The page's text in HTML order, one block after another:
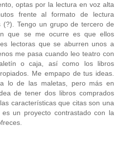
optas por la lectura en voz alta
frente al formato de lectura
(?). Tengo un grupo de tercero de
que se me ocurre es que ellos
lectoras que se aburren unos a
me pasa cuando leo teatro con
o caja, así como los libros
Me empapo de tus ideas.
lo de las maletas, pero más en
de tener dos libros comprados
características que citas son una
un proyecto contrastado con la